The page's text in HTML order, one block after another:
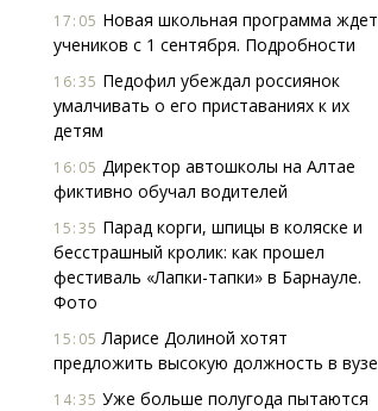
17:05 Новая школьная программа ждет
учеников с 1 сентября. Подробности
16:35 Педофил убеждал россиянок
умалчивать о его приставаниях к их
детям
16:05 Директор автошколы на Алтае
фиктивно обучал водителей
15:35 Парад корги, шпицы в коляске и
бесстрашный кролик: как прошел
фестиваль «Лапки-тапки» в Барнауле.
Фото
15:05 Ларисе Долиной хотят
предложить высокую должность в вузе
14:35 Уже больше полугода пытаются